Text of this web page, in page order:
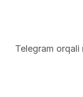
Telegram